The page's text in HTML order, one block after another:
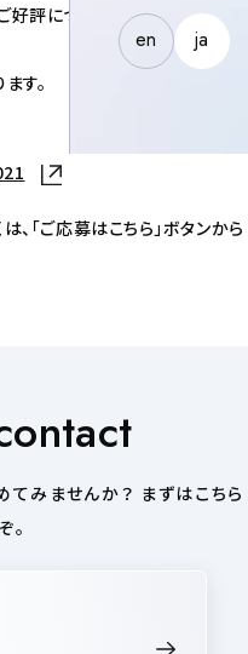
en ja
好評につき応募期間を10月22
す。
新しいタブで開く
「ご応募はこちら」ボタンから
みませんか？ まずはこちら
。